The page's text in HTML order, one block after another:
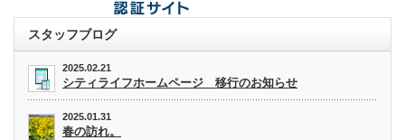
スタッフブログ
2025.02.21
シティライフホームページ 移行のお知らせ
2025.01.31
春の訪れ。